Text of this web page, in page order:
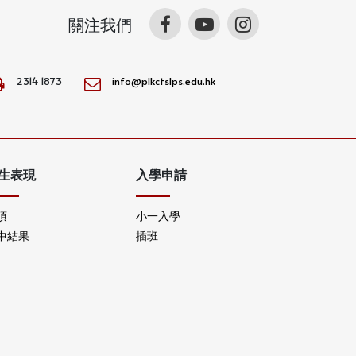
關注我們
2314 1873 info@plkctslps.edu.hk
表現
結果
入學申請
小一入學
插班